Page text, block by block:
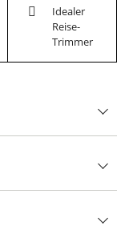
Idealer
Reise-
Trimmer